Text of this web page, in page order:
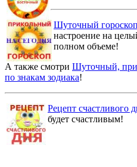
Шуточный
настроение на
полном объеме!
А также смотри Шуточный,
по знакам зодиака!
Рецепт счастливого
будет счастливым!